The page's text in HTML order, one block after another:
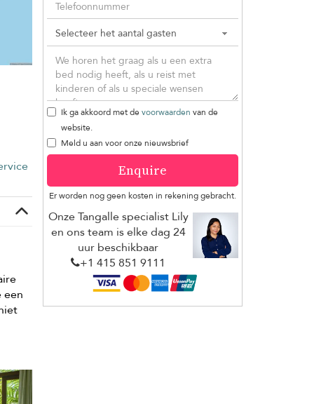
Ik ga akkoord met de voorwaarden van de
website.
Meld u aan voor onze nieuwsbrief
Enquire
Er worden nog geen kosten in rekening gebracht.
Onze Tangalle specialist Lily
en ons team is elke dag 24
uur beschikbaar
+1 ​415 851 9111